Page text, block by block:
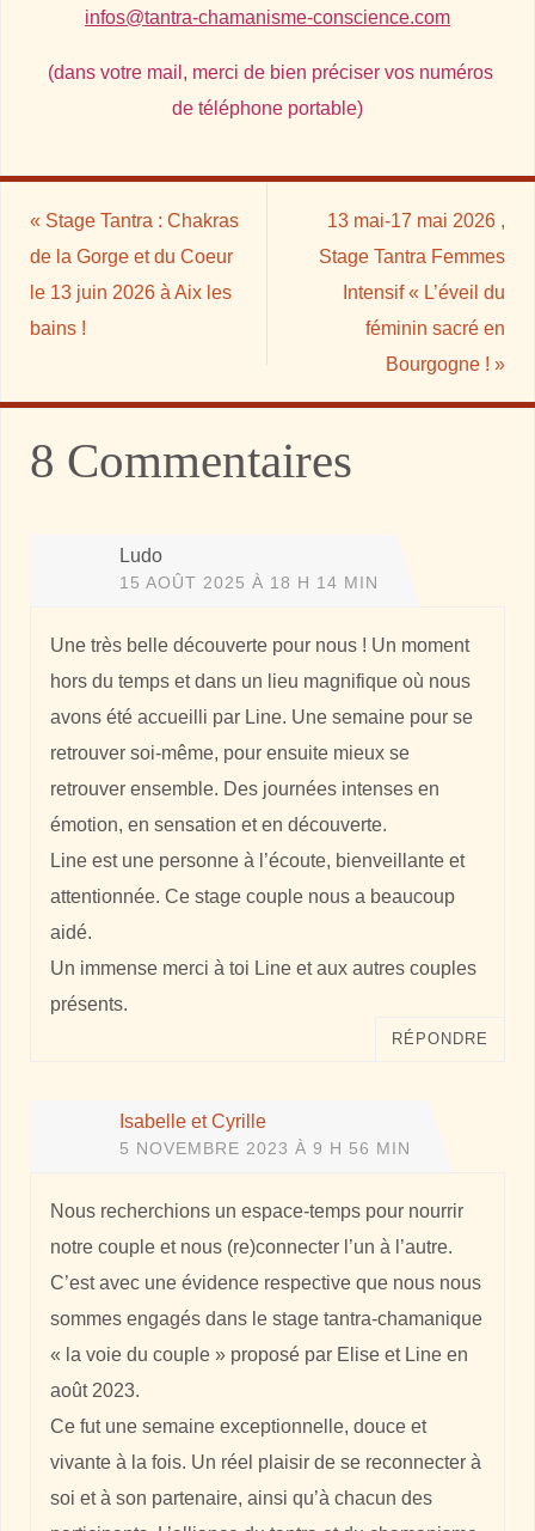
infos@tantra-chamanisme-conscience.com
(dans votre mail, merci de bien préciser vos numéros
de téléphone portable)
« Stage Tantra : Chakras
de la Gorge et du Coeur
le 13 juin 2026 à Aix les
bains !
13 mai-17 mai 2026 ,
Stage Tantra Femmes
Intensif « L’éveil du
féminin sacré en
Bourgogne ! »
8 Commentaires
Ludo
15 AOÛT 2025 À 18 H 14 MIN
Une très belle découverte pour nous ! Un moment
hors du temps et dans un lieu magnifique où nous
avons été accueilli par Line. Une semaine pour se
retrouver soi-même, pour ensuite mieux se
retrouver ensemble. Des journées intenses en
émotion, en sensation et en découverte.
Line est une personne à l’écoute, bienveillante et
attentionnée. Ce stage couple nous a beaucoup
aidé.
Un immense merci à toi Line et aux autres couples
présents.
RÉPONDRE
Isabelle et Cyrille
5 NOVEMBRE 2023 À 9 H 56 MIN
Nous recherchions un espace-temps pour nourrir
notre couple et nous (re)connecter l’un à l’autre.
C’est avec une évidence respective que nous nous
sommes engagés dans le stage tantra-chamanique
« la voie du couple » proposé par Elise et Line en
août 2023.
Ce fut une semaine exceptionnelle, douce et
vivante à la fois. Un réel plaisir de se reconnecter à
soi et à son partenaire, ainsi qu’à chacun des